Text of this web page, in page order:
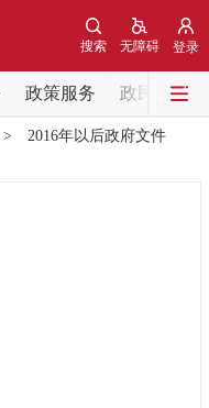
登录
无障碍
搜索
政策服务 政民互动
中央部委动态
2016年以后政府文件